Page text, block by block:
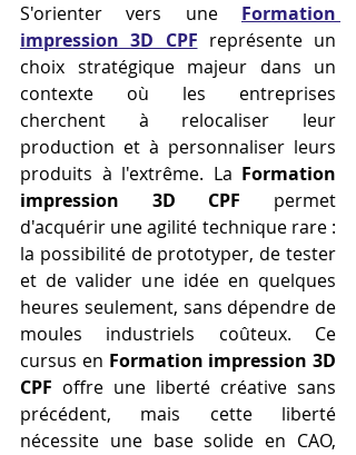
S'orienter vers une Formation
impression 3D CPF représente un
choix stratégique majeur dans un
contexte où les entreprises
cherchent à relocaliser leur
production et à personnaliser leurs
produits à l'extrême. La Formation
impression 3D CPF permet
d'acquérir une agilité technique rare :
la possibilité de prototyper, de tester
et de valider une idée en quelques
heures seulement, sans dépendre de
moules industriels coûteux. Ce
cursus en Formation impression 3D
CPF offre une liberté créative sans
précédent, mais cette liberté
nécessite une base solide en CAO,